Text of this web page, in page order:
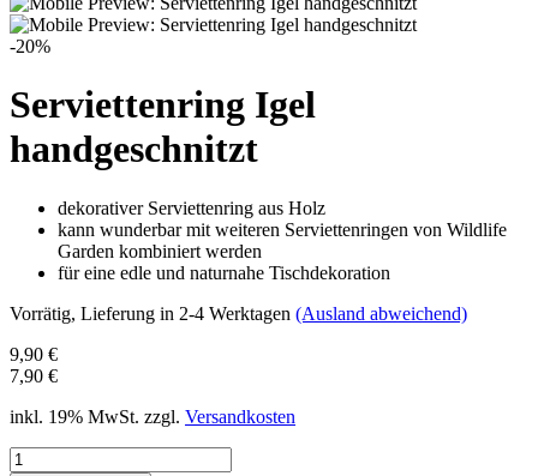
-20%
Serviettenring Igel
handgeschnitzt
dekorativer Serviettenring aus Holz
kann wunderbar mit weiteren Serviettenringen von Wildlife
Garden kombiniert werden
für eine edle und naturnahe Tischdekoration
Vorrätig, Lieferung in 2-4 Werktagen (Ausland abweichend)
9,90 €
7,90 €
inkl. 19% MwSt. zzgl. Versandkosten